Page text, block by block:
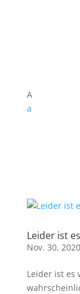
A
a
Leider ist
Nov. 30, 2020
Leider ist es